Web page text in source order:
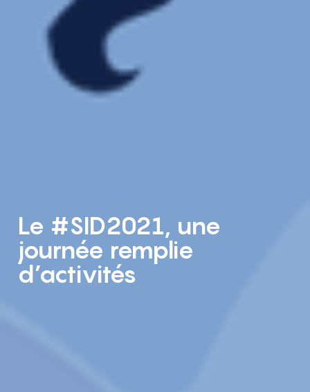
Le #SID2021, une
journée remplie
d’activités